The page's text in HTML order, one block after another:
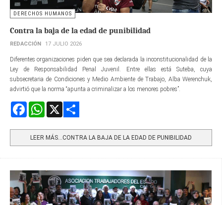
DERECHOS HUMANOS
Contra la baja de la edad de punibilidad
REDACCIÓN 17 JULIO 2026
Diferentes organizaciones piden que sea declarada la inconstitucionalidad de la
Ley de Responsabilidad Penal Juvenil. Entre ellas está Suteba, cuya
subsecretaria de Condiciones y Medio Ambiente de Trabajo, Alba Werenchuk,
advirtió que la norma “apunta a criminalizar a los menores pobres”.
FacebookWhatsApp
LEER MÁS…CONTRA LA BAJA DE LA EDAD DE PUNIBILIDAD